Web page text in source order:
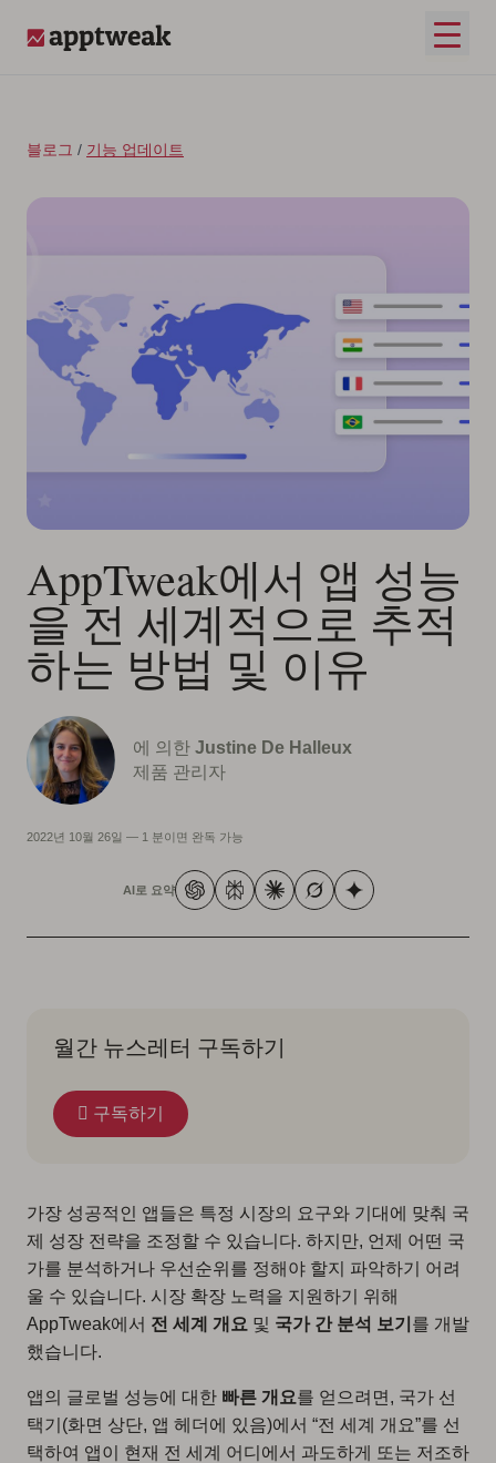
메인
블로그 / 기능 업데이트
AppTweak에서 앱 성능
을 전 세계적으로 추적
하는 방법 및 이유
에 의한 Justine De Halleux
제품 관리자
2022년 10월 26일 — 1 분이면 완독 가능
AI로 요약
월간 뉴스레터 구독하기
구독하기
가장 성공적인 앱들은 특정 시장의 요구와 기대에 맞춰 국
제 성장 전략을 조정할 수 있습니다. 하지만, 언제 어떤 국
가를 분석하거나 우선순위를 정해야 할지 파악하기 어려
울 수 있습니다. 시장 확장 노력을 지원하기 위해
AppTweak에서 전 세계 개요 및 국가 간 분석 보기 를 개발
했습니다.
앱의 글로벌 성능에 대한 빠른 개요를 얻으려면, 국가 선
택기(화면 상단, 앱 헤더에 있음)에서 “전 세계 개요”를 선
택하여 앱이 현재 전 세계 어디에서 과도하게 또는 저조하